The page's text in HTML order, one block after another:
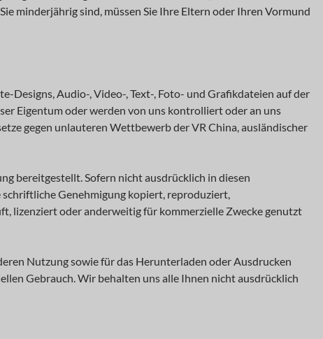
minderjährig sind, müssen Sie Ihre Eltern oder Ihren Vormund
Designs, Audio-, Video-, Text-, Foto- und Grafikdateien auf der
Eigentum oder werden von uns kontrolliert oder an uns
gegen unlauteren Wettbewerb der VR China, ausländischer
bereitgestellt. Sofern nicht ausdrücklich in diesen
Genehmigung kopiert, reproduziert,
lizenziert oder anderweitig für kommerzielle Zwecke genutzt
Nutzung sowie für das Herunterladen oder Ausdrucken
Gebrauch. Wir behalten uns alle Ihnen nicht ausdrücklich